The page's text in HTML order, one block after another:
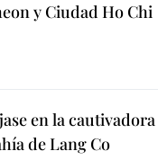
y Ciudad Ho Chi
en la cautivadora
de Lang Co